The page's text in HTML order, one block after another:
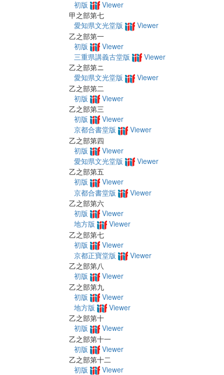
初版
Viewer
甲之部第七
愛知県文光堂版
Viewer
乙之部第一
初版
Viewer
三重県講義古堂版
Viewer
乙之部第ニ
愛知県文光堂版
Viewer
乙之部第二
初版
Viewer
乙之部第三
初版
Viewer
京都合書堂版
Viewer
乙之部第四
初版
Viewer
愛知県文光堂版
Viewer
乙之部第五
初版
Viewer
京都合書堂版
Viewer
乙之部第六
初版
Viewer
地方版
Viewer
乙之部第七
初版
Viewer
京都正寶堂版
Viewer
乙之部第八
初版
Viewer
乙之部第九
初版
Viewer
地方版
Viewer
乙之部第十
初版
Viewer
乙之部第十一
初版
Viewer
乙之部第十二
初版
Viewer